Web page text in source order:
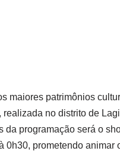
maiores patrimônios
realizada no distrito de
da programação será o
0h30, prometendo